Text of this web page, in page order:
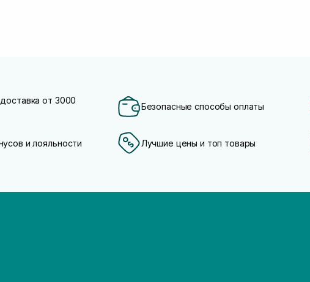
от 3000
Безопасные способы оплаты
и лояльности Лучшие цены и топ товары